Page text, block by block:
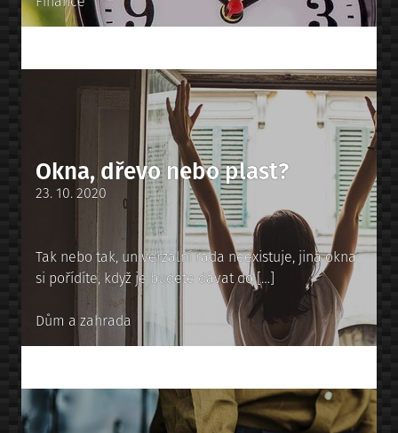
in
Okna, dřevo nebo plast?
Posted
23. 10. 2020
Tak nebo tak, univerzální rada neexistuje, jiná okna
si pořídíte, když je budete dávat do […]
Posted
Dům a zahrada